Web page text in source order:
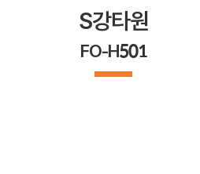
S강타원
FO-H501